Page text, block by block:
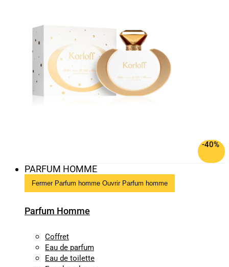
-40%
PARFUM HOMME
Fermer Parfum homme Ouvrir Parfum homme
Parfum Homme
Coffret
Eau de parfum
Eau de toilette